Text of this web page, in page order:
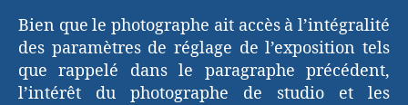
Bien que le photographe ait accès à l’intégralité
des paramètres de réglage de l’exposition tels
que rappelé dans le paragraphe précédent,
l’intérêt du photographe de studio et les